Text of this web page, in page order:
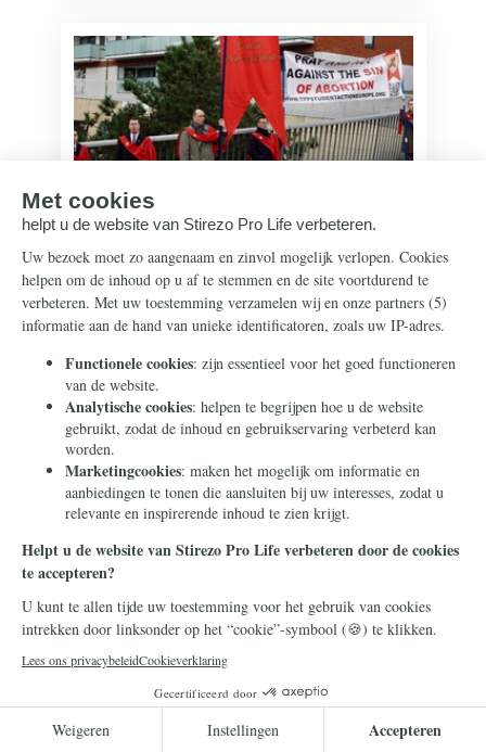
Pro Life
15 juni 2026
Valt de 'consensus' over
abortus in Europa uit elkaar?
Is abortus een 'afgedane' kwestie in
Europa? Op het eerste gezicht lijkt dat
zeker zo.
Lees meer